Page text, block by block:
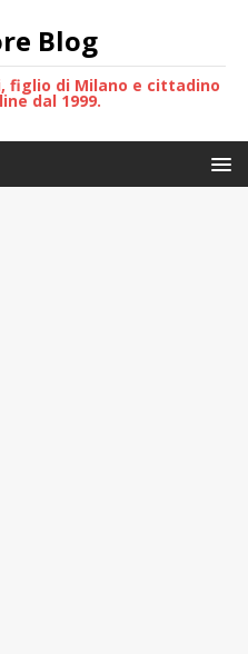
Blog
figlio di Milano e cittadino
dal 1999.